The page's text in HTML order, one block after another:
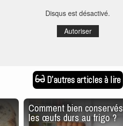
Disqus est désactivé.
Autoriser
D'autres articles à lire
Comment bien conservés
les œufs durs au frigo ?